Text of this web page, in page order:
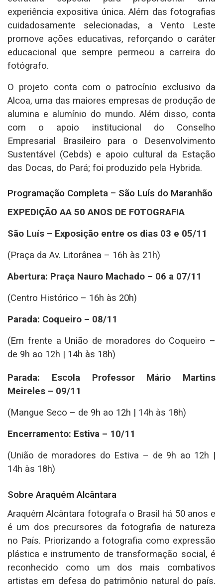
experiência expositiva única. Além das fotografias
cuidadosamente selecionadas, a Vento Leste
promove ações educativas, reforçando o caráter
educacional que sempre permeou a carreira do
fotógrafo.
O projeto conta com o patrocínio exclusivo da
Alcoa, uma das maiores empresas de produção de
alumina e alumínio do mundo. Além disso, conta
com o apoio institucional do Conselho
Empresarial Brasileiro para o Desenvolvimento
Sustentável (Cebds) e apoio cultural da Estação
das Docas, do Pará; foi produzido pela Hybrida.
Programação Completa – São Luís do Maranhão
EXPEDIÇÃO AA 50 ANOS DE FOTOGRAFIA
São Luís – Exposição entre os dias 03 e 05/11
(Praça da Av. Litorânea – 16h às 21h)
Abertura: Praça Nauro Machado – 06 a 07/11
(Centro Histórico – 16h às 20h)
Parada: Coqueiro – 08/11
(Em frente a União de moradores do Coqueiro –
de 9h ao 12h | 14h às 18h)
Parada: Escola Professor Mário Martins
Meireles – 09/11
(Mangue Seco – de 9h ao 12h | 14h às 18h)
Encerramento: Estiva – 10/11
(União de moradores do Estiva – de 9h ao 12h |
14h às 18h)
Sobre Araquém Alcântara
Araquém Alcântara fotografa o Brasil há 50 anos e
é um dos precursores da fotografia de natureza
no País. Priorizando a fotografia como expressão
plástica e instrumento de transformação social, é
reconhecido como um dos mais combativos
artistas em defesa do patrimônio natural do país.